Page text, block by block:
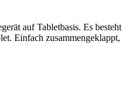
auf Tabletbasis. Es besteht
Einfach zusammengeklappt,